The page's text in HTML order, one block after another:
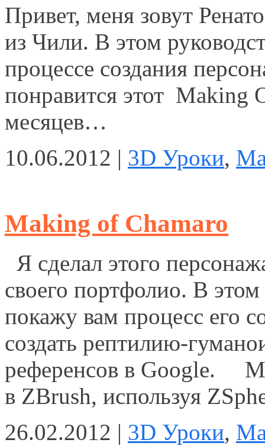
Привет, меня зовут
из Чили. В этом
процессе создания
понравится этот
месяцев…
10.06.2012 | 3D Уроки,
Making of Chamaro
Я сделал этого
своего портфолио. В
покажу вам процесс его
создать рептилию-
референсов в Google.
в ZBrush, используя
26.02.2012 | 3D Уроки,